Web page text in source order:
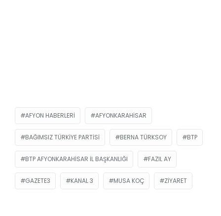
AFYON HABERLERI AFYONKARAHISAR
BAĞIMSIZ TÜRKIYE PARTISI BERNA TÜRKSOY BTP
BTP AFYONKARAHISAR İL BAŞKANLIĞI FAZIL AY
GAZETE3 KANAL 3 MUSA KOÇ ZIYARET